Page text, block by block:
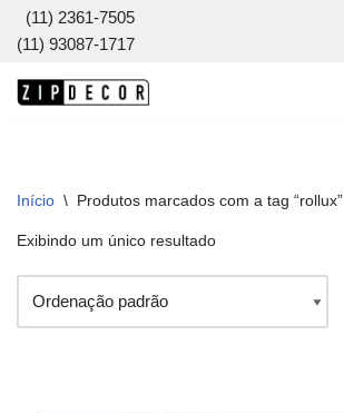
Pular
para
(11) 2361-7505
(11) 93087-1717
Início \ Produtos marcados com a tag “rollux”
Exibindo um único resultado